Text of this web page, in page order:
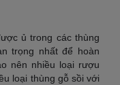
ủ trong các thùng
trọng nhất để hoàn
nên nhiều loại rượu
loại thùng gỗ sồi với